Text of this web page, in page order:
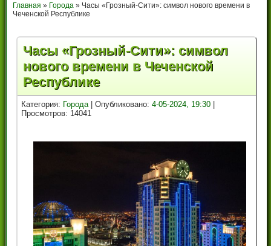
Главная » Города » Часы «Грозный-Сити»: символ нового времени в
Чеченской Республике
Часы «Грозный-Сити»: символ
нового времени в Чеченской
Республике
Категория: Города | Опубликовано:4-05-2024, 19:30 |
Просмотров: 14041